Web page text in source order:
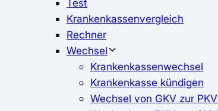
Test
Krankenkassenvergleich
Rechner
Wechsel
Krankenkassenwechsel
Krankenkasse kündigen
Wechsel von GKV zur PKV